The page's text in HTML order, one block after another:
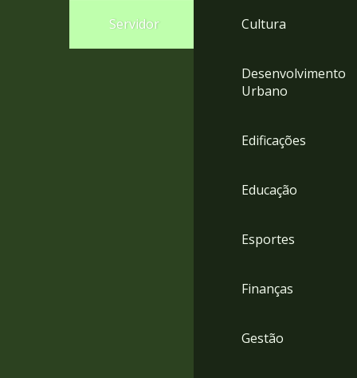
Servidor Cultura
Desenvolvimento
Urbano
Edificações
Educação
Esportes
Finanças
Gestão